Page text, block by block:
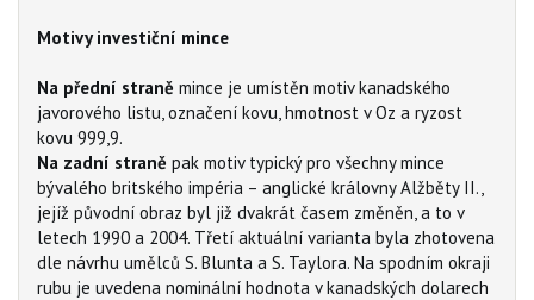
Motivy investiční mince
Na přední straně mince je umístěn motiv kanadského
javorového listu, označení kovu, hmotnost v Oz a ryzost
kovu 999,9.
Na zadní straně pak motiv typický pro všechny mince
bývalého britského impéria – anglické královny Alžběty II.,
jejíž původní obraz byl již dvakrát časem změněn, a to v
letech 1990 a 2004. Třetí aktuální varianta byla zhotovena
dle návrhu umělců S. Blunta a S. Taylora. Na spodním okraji
rubu je uvedena nominální hodnota v kanadských dolarech